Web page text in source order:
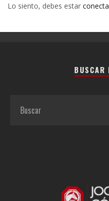
Lo siento, debes estar
BUSCAR